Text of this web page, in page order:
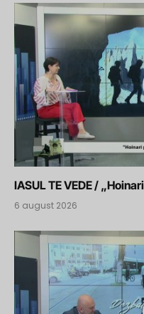
IASUL TE VEDE /
6 august 2026